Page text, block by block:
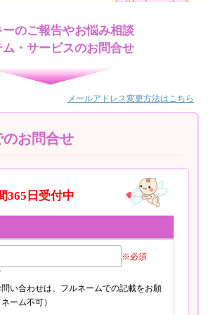
ーのご報告やお悩み相談
ム・サービスのお問合せ
メールアドレス変更方法はこちら
のお問合せ
365日受付中
※必須
い合わせは、フルネームでの記載をお願
ーム不可）